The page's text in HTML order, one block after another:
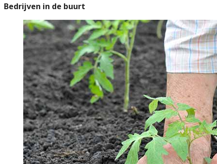
Bedrijven in de buurt